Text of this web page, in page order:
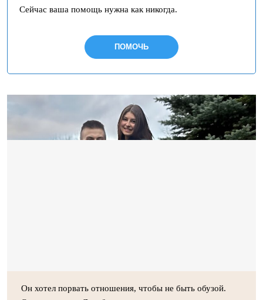
Сейчас ваша помощь нужна как никогда.
ПОМОЧЬ
Он хотел порвать отношения, чтобы не быть обузой.